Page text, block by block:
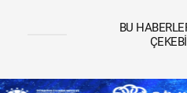
BU